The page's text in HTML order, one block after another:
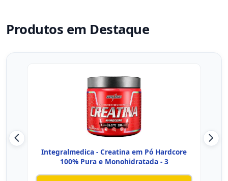
Produtos em Destaque
Integralmedica - Creatina em Pó Hardcore
100% Pura e Monohidratada - 3